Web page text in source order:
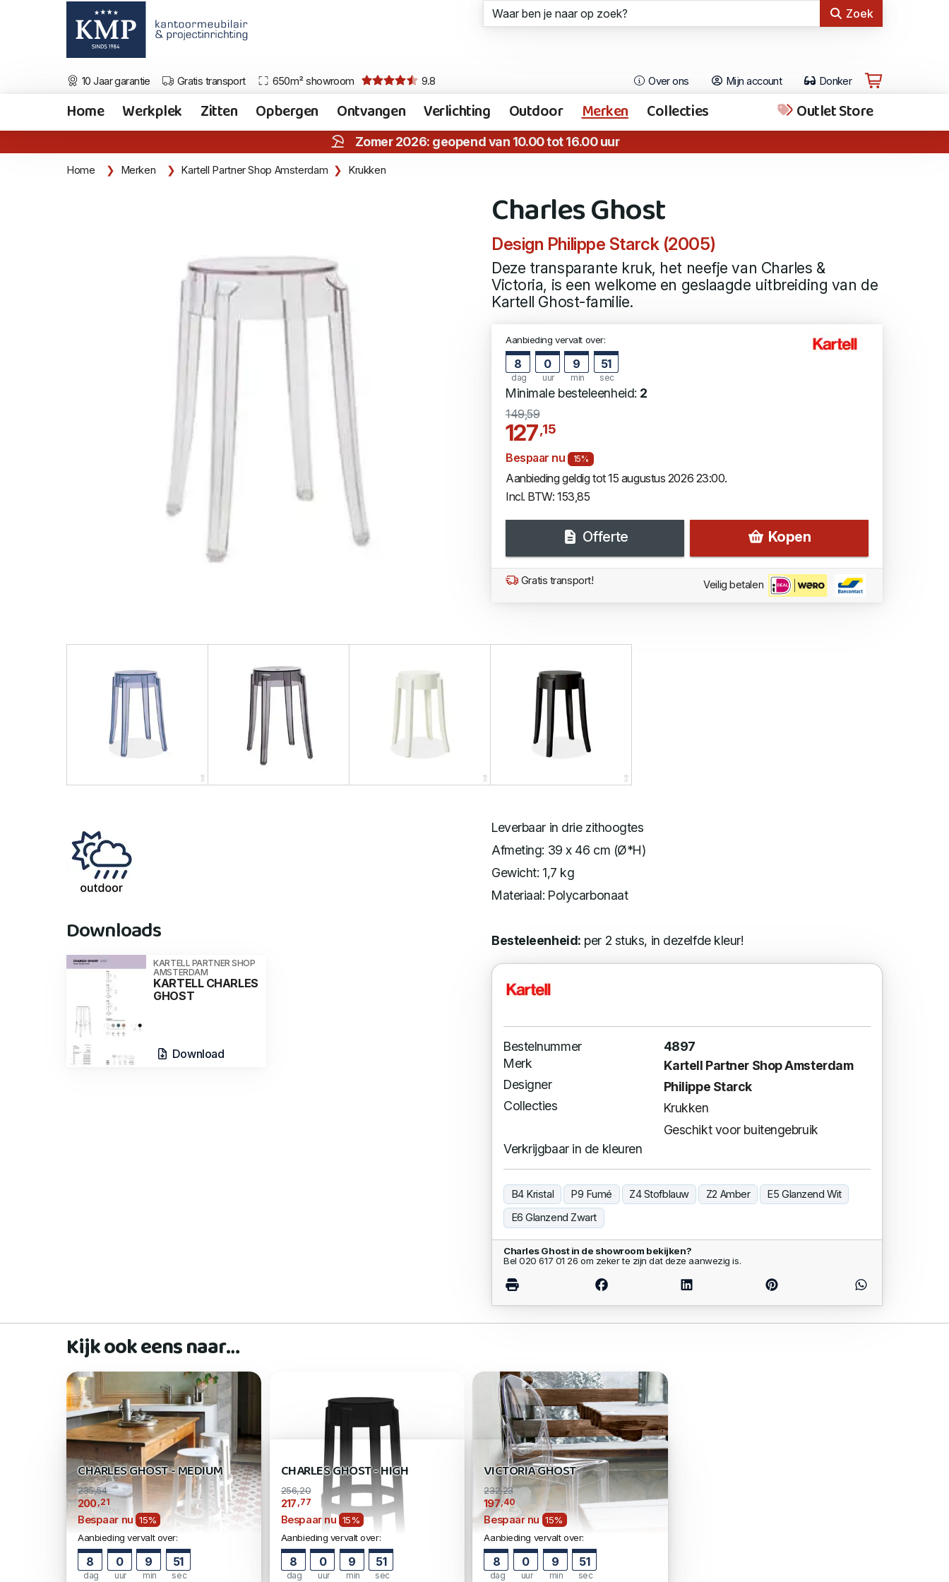
Zoek
10 Jaar garantie Gratis transport 650m² showroom 9.8 Over ons Mijn account Donker
Home Werkplek Zitten Opbergen Ontvangen Verlichting Outdoor Merken Collecties Outlet Store
Zomer 2026: geopend van 10.00 tot 16.00 uur
Home Merken Kartell Partner Shop Amsterdam Krukken
Charles Ghost
Design Philippe Starck (2005)
Deze transparante kruk, het neefje van Charles &
Victoria, is een welkome en geslaagde uitbreiding van de
Kartell Ghost-familie.
Aanbieding vervalt over:
8
dag
0
uur
9
min
50
sec
Minimale besteleenheid: 2
149,59
127,15
Bespaar nu 15%
Aanbieding geldig tot 15 augustus 2026 23:00.
Incl. BTW: 153,85
Offerte Kopen
Gratis transport! Veilig betalen
Downloads
KARTELL PARTNER SHOP
AMSTERDAM
KARTELL CHARLES
GHOST
Download
Leverbaar in drie zithoogtes
Afmeting: 39 x 46 cm (Ø*H)
Gewicht: 1,7 kg
Materiaal: Polycarbonaat
Besteleenheid: per 2 stuks, in dezelfde kleur!
Bestelnummer
4897
Merk
Kartell Partner Shop Amsterdam
Designer
Philippe Starck
Collecties
Krukken
Geschikt voor buitengebruik
Verkrijgbaar in de kleuren
B4 Kristal P9 Fumé Z4 Stofblauw Z2 Amber
E5 Glanzend Wit
E6 Glanzend Zwart
Charles Ghost in de showroom bekijken?
Bel 020 617 01 26 om zeker te zijn dat deze aanwezig is.
Kijk ook eens naar…
CHARLES GHOST - MEDIUM
235,54
200,21
Bespaar nu 15%
Aanbieding vervalt over:
8
dag
0
uur
9
min
50
sec
CHARLES GHOST - HIGH
256,20
217 ,77
Bespaar nu 15%
Aanbieding vervalt over:
8
dag
0
uur
9
min
50
sec
VICTORIA GHOST
232,23
197,40
Bespaar nu 15%
Aanbieding vervalt over:
8
dag
0
uur
9
min
50
sec